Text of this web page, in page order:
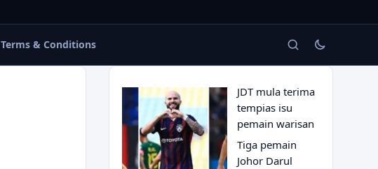
Terms & Conditions
JDT mula terima
tempias isu
pemain warisan
Tiga pemain
Johor Darul